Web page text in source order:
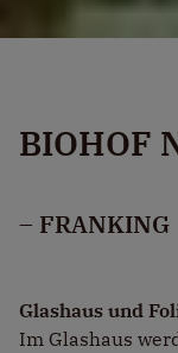
BIOHOF
– FRANKING
Glashaus und
Im Glashaus